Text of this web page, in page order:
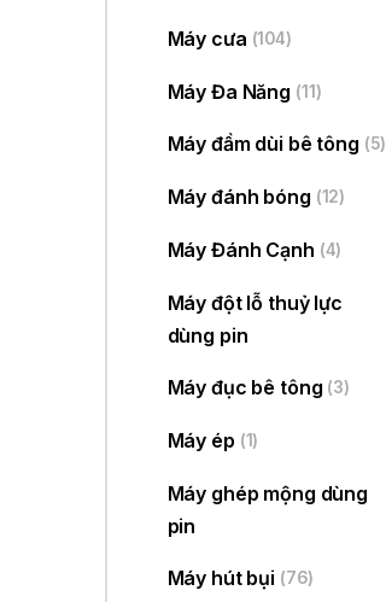
Máy cưa (104)
Máy Đa Năng (11)
Máy đầm dùi bê tông (5)
Máy đánh bóng (12)
Máy Đánh Cạnh (4)
Máy đột lỗ thuỷ lực
dùng pin
Máy đục bê tông (3)
Máy ép (1)
Máy ghép mộng dùng
pin
Máy hút bụi (76)